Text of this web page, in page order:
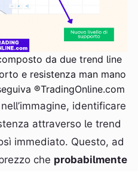
da due trend line
e resistenza man mano
®TradingOnline.com
identificare
attraverso le trend
immediato. Questo, ad
che probabilmente